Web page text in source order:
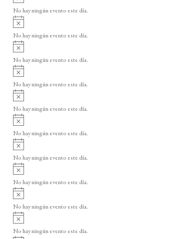
o
v
i
o
No hay ningún evento este día.
A
v
i
o
No hay ningún evento este día.
A
v
i
o
No hay ningún evento este día.
A
v
i
o
No hay ningún evento este día.
v
i
o
No hay ningún evento este día.
v
i
o
No hay ningún evento este día.
v
i
o
No hay ningún evento este día.
v
i
o
No hay ningún evento este día.
v
i
o
No hay ningún evento este día.
v
i
No hay ningún evento este día.